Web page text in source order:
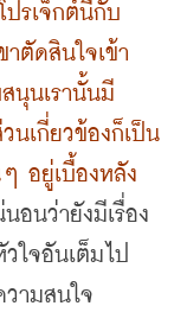
ปรเจ็กต์นี้กับ
ตัดสินใจเข้า
นุนเรานั้นมี
นเกี่ยวข้องก็เป็น
อยู่เบื้องหลัง
อนว่ายังมีเรื่อง
ใจอันเต็มไป
วามสนใจ